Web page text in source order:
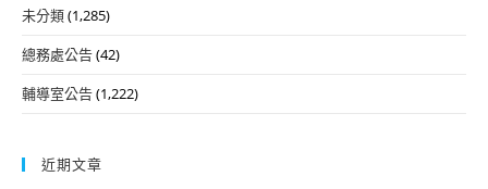
未分類(1,285)
總務處公告(42)
輔導室公告(1,222)
近期文章